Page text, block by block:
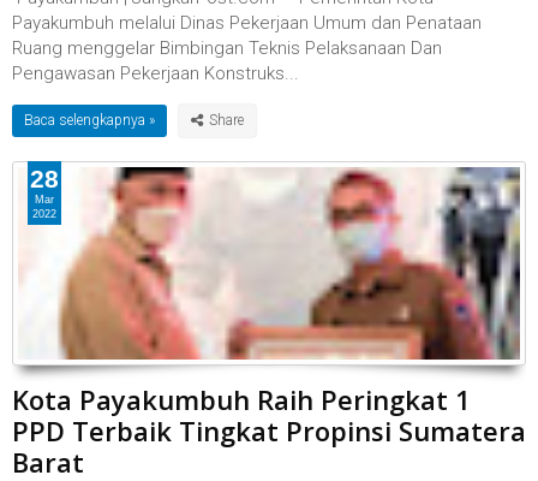
Payakumbuh melalui Dinas Pekerjaan Umum dan Penataan
Ruang menggelar Bimbingan Teknis Pelaksanaan Dan
Pengawasan Pekerjaan Konstruks...
Baca selengkapnya »
Kota Payakumbuh Raih Peringkat 1
PPD Terbaik Tingkat Propinsi Sumatera
Barat
28
Mar
2022